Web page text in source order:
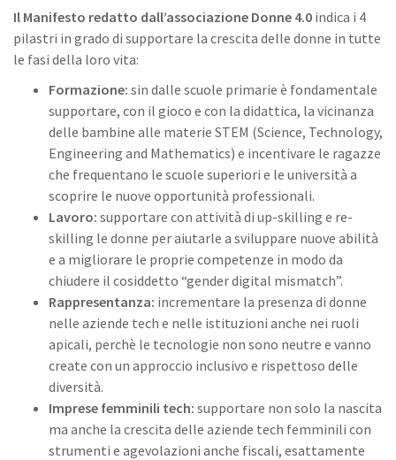
Il Manifesto redatto dall’associazione Donne 4.0 indica i 4
pilastri in grado di supportare la crescita delle donne in tutte
le fasi della loro vita:
Formazione: sin dalle scuole primarie è fondamentale
supportare, con il gioco e con la didattica, la vicinanza
delle bambine alle materie STEM (Science, Technology,
Engineering and Mathematics) e incentivare le ragazze
che frequentano le scuole superiori e le università a
scoprire le nuove opportunità professionali.
Lavoro: supportare con attività di up-skilling e re-
skilling le donne per aiutarle a sviluppare nuove abilità
e a migliorare le proprie competenze in modo da
chiudere il cosiddetto “gender digital mismatch”.
Rappresentanza: incrementare la presenza di donne
nelle aziende tech e nelle istituzioni anche nei ruoli
apicali, perchè le tecnologie non sono neutre e vanno
create con un approccio inclusivo e rispettoso delle
diversità.
Imprese femminili tech: supportare non solo la nascita
ma anche la crescita delle aziende tech femminili con
strumenti e agevolazioni anche fiscali, esattamente